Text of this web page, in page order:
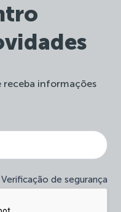
receba informações
site-
newsletter
Verificação de segurança
você
é
humano,
este
campo